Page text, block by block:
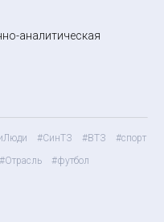
аналитическая
#СинТЗ #ВТЗ
#спорт
#Отрасль
#футбол